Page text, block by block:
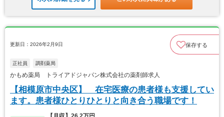
更新日：2026年2月9日 保存する
正社員 調剤薬局
かもめ薬局 トライアドジャパン株式会社の薬剤師求人
【相模原市中央区】 在宅医療の患者様も支援してい
ます。患者様ひとりひとりと向き合う職場です！